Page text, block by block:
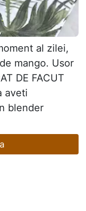
al zilei,
mango. Usor
DE FACUT
aveti
blender